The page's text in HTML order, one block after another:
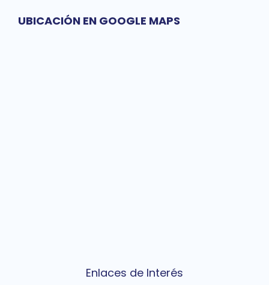
UBICACIÓN EN GOOGLE MAPS
Enlaces de Interés